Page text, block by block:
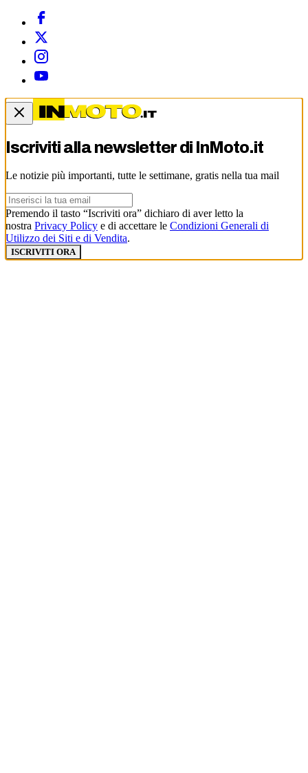
Iscriviti alla newsletter di InMoto.it
Le notizie più importanti, tutte le settimane, gratis nella tua mail
Premendo il tasto “Iscriviti ora” dichiaro di aver letto la
nostra Privacy Policy e di accettare le Condizioni Generali di
Utilizzo dei Siti e di Vendita.
ISCRIVITI ORA